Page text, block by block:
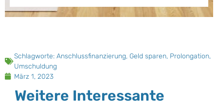
Schlagworte: Anschlussfinanzierung, Geld sparen, Prolongation,
Umschuldung
März 1, 2023
Weitere Interessante